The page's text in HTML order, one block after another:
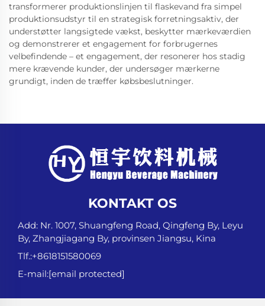
transformerer produktionslinjen til flaskevand fra simpel
produktionsudstyr til en strategisk forretningsaktiv, der
understøtter langsigtede vækst, beskytter mærkeværdien
og demonstrerer et engagement for forbrugernes
velbefindende – et engagement, der resonerer hos stadig
mere krævende kunder, der undersøger mærkerne
grundigt, inden de træffer købsbeslutninger.
KONTAKT OS
Add: Nr. 1007, Shuangfeng Road, Qingfeng By, Leyu
By, Zhangjiagang By, provinsen Jiangsu, Kina
Tlf.:+8618151580069
E-mail:[email protected]